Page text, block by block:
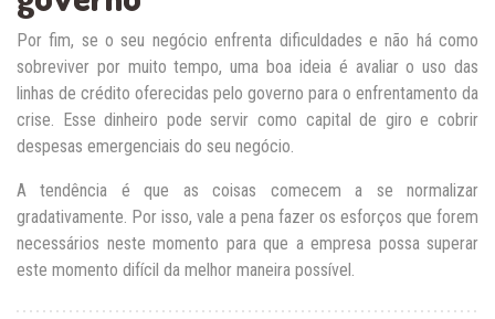
Por fim, se o seu negócio enfrenta dificuldades e não há como
sobreviver por muito tempo, uma boa ideia é avaliar o uso das
linhas de crédito oferecidas pelo governo para o enfrentamento da
crise. Esse dinheiro pode servir como capital de giro e cobrir
despesas emergenciais do seu negócio.
A tendência é que as coisas comecem a se normalizar
gradativamente. Por isso, vale a pena fazer os esforços que forem
necessários neste momento para que a empresa possa superar
este momento difícil da melhor maneira possível.